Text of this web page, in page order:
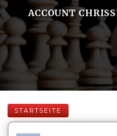
ACCOUNT
STARTSEITE